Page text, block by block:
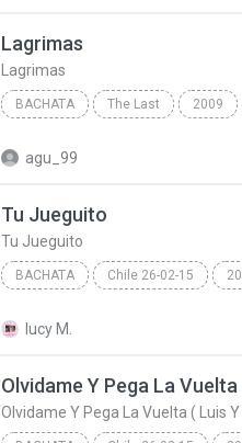
Lagrimas
Lagrimas
BACHATA The Last 2009
agu_99
Tu Jueguito
Tu Jueguito
BACHATA Chile 26-02-15
lucy M.
Olvidame Y Pega La Vuelta ( Luis Y